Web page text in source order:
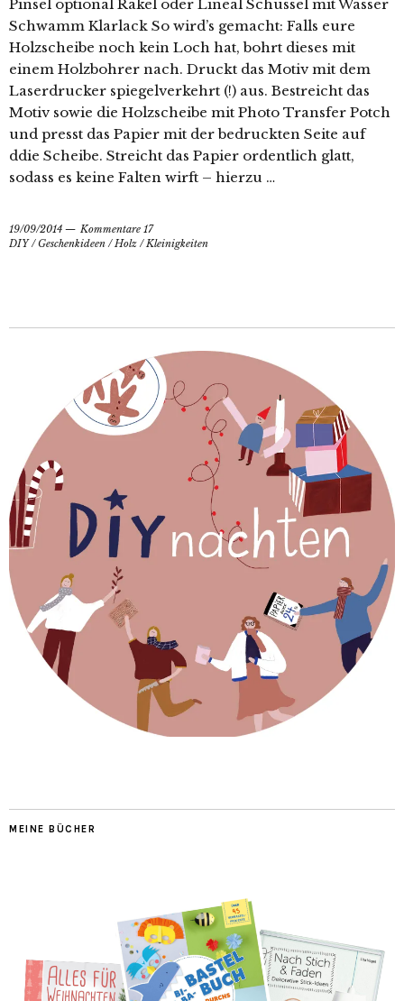
Pinsel optional Rakel oder Lineal Schüssel mit Wasser
Schwamm Klarlack So wird’s gemacht: Falls eure
Holzscheibe noch kein Loch hat, bohrt dieses mit
einem Holzbohrer nach. Druckt das Motiv mit dem
Laserdrucker spiegelverkehrt (!) aus. Bestreicht das
Motiv sowie die Holzscheibe mit Photo Transfer Potch
und presst das Papier mit der bedruckten Seite auf
ddie Scheibe. Streicht das Papier ordentlich glatt,
sodass es keine Falten wirft – hierzu …
19/09/2014
Kommentare 17
DIY/Geschenkideen / Holz / Kleinigkeiten
MEINE BÜCHER